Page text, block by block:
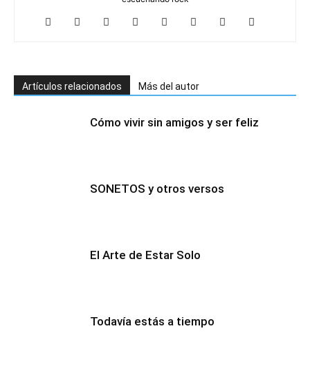
Artículos relacionados Más del autor
Cómo vivir sin amigos y ser feliz
SONETOS y otros versos
El Arte de Estar Solo
Todavía estás a tiempo